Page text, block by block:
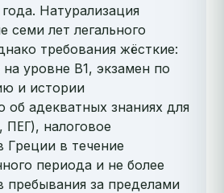
Натурализация
семи лет легального
требования жёсткие:
на уровне B1, экзамен по
и истории
об адекватных знаниях для
ΠΕΓ), налоговое
Греции в течение
периода и не более
пребывания за пределами